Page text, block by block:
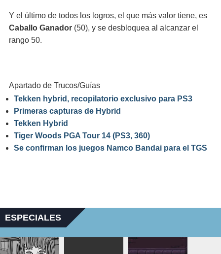
Y el último de todos los logros, el que más valor tiene, es
Caballo Ganador (50), y se desbloquea al alcanzar el
rango 50.
Apartado de Trucos/Guías
Tekken hybrid, recopilatorio exclusivo para PS3
Primeras capturas de Hybrid
Tekken Hybrid
Tiger Woods PGA Tour 14 (PS3, 360)
Se confirman los juegos Namco Bandai para el TGS
ESPECIALES